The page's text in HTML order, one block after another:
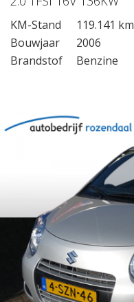
KM-Stand
119.141 km
Bouwjaar
2006
Brandstof
Benzine